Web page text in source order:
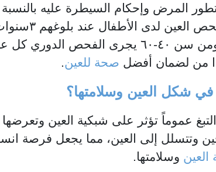
المرض وإحكام السيطرة عليه بالنسبة
لذلك ينصح
الدوري كل سنتين ومن سن ٤٠-٦٠
من لضمان أفضل صحة للعين.
في شكل العين وسلامتها؟
عموماً تؤثر على شبكية العين
وتتسلل إلى العين، مما يجعل فرصة
وسلامتها.